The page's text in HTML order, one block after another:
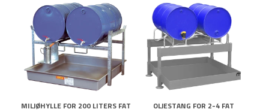
MILJØHYLLE FOR 200 LITERS FAT OLJESTANG FOR 2-4 FAT